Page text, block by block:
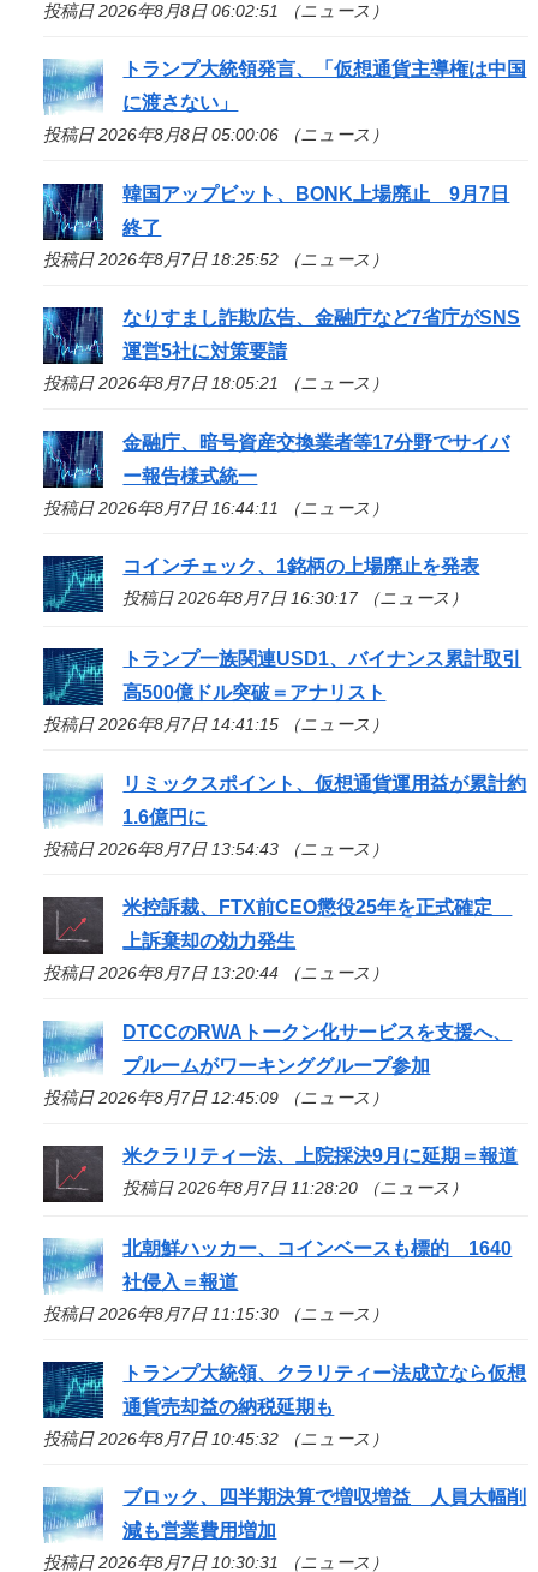
投稿日 2026年8月8日 06:02:51 （ニュース）
トランプ大統領発言、「仮想通貨主導権は中国
に渡さない」
投稿日 2026年8月8日 05:00:06 （ニュース）
韓国アップビット、BONK上場廃止 9月7日
終了
投稿日 2026年8月7日 18:25:52 （ニュース）
なりすまし詐欺広告、金融庁など7省庁がSNS
運営5社に対策要請
投稿日 2026年8月7日 18:05:21 （ニュース）
金融庁、暗号資産交換業者等17分野でサイバ
ー報告様式統一
投稿日 2026年8月7日 16:44:11 （ニュース）
コインチェック、1銘柄の上場廃止を発表
投稿日 2026年8月7日 16:30:17 （ニュース）
トランプ一族関連USD1、バイナンス累計取引
高500億ドル突破＝アナリスト
投稿日 2026年8月7日 14:41:15 （ニュース）
リミックスポイント、仮想通貨運用益が累計約
1.6億円に
投稿日 2026年8月7日 13:54:43 （ニュース）
米控訴裁、FTX前CEO懲役25年を正式確定
上訴棄却の効力発生
投稿日 2026年8月7日 13:20:44 （ニュース）
DTCCのRWAトークン化サービスを支援へ、
プルームがワーキンググループ参加
投稿日 2026年8月7日 12:45:09 （ニュース）
米クラリティー法、上院採決9月に延期＝報道
投稿日 2026年8月7日 11:28:20 （ニュース）
北朝鮮ハッカー、コインベースも標的 1640
社侵入＝報道
投稿日 2026年8月7日 11:15:30 （ニュース）
トランプ大統領、クラリティー法成立なら仮想
通貨売却益の納税延期も
投稿日 2026年8月7日 10:45:32 （ニュース）
ブロック、四半期決算で増収増益 人員大幅削
減も営業費用増加
投稿日 2026年8月7日 10:30:31 （ニュース）